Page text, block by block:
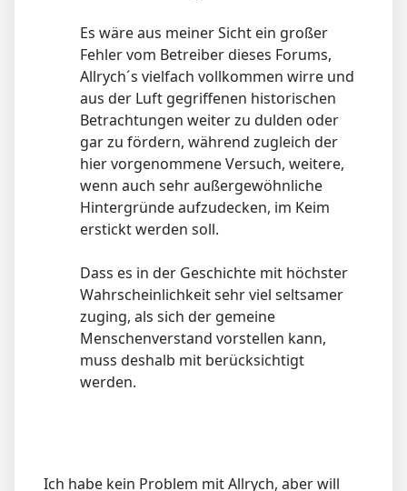
Es wäre aus meiner Sicht ein großer
Fehler vom Betreiber dieses Forums,
Allrych´s vielfach vollkommen wirre und
aus der Luft gegriffenen historischen
Betrachtungen weiter zu dulden oder
gar zu fördern, während zugleich der
hier vorgenommene Versuch, weitere,
wenn auch sehr außergewöhnliche
Hintergründe aufzudecken, im Keim
erstickt werden soll.
Dass es in der Geschichte mit höchster
Wahrscheinlichkeit sehr viel seltsamer
zuging, als sich der gemeine
Menschenverstand vorstellen kann,
muss deshalb mit berücksichtigt
werden.
Ich habe kein Problem mit Allrych, aber will